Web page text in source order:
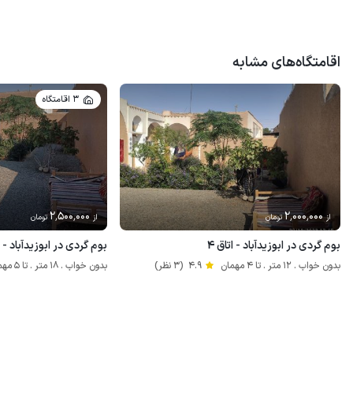
اقامتگاه‌های مشابه
از 2٬000٬000تومان
بوم گردی در ابوزیدآباد - اتاق ۴
بدون خواب . 12 متر . تا 4 مهمان 4.9 (3 نظر)
3 اقامتگاه
از 2٬500٬000تومان
بوم گردی در ابوزیدآباد - اتاق ۵
بدون خواب . 18 متر . تا 5 مهمان